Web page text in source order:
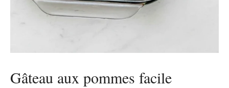
Gâteau aux pommes facile​